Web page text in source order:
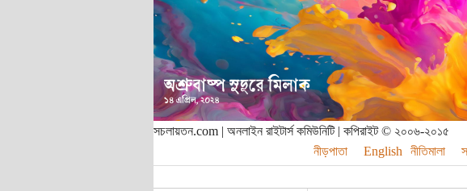
সচলায়তন.com | অনলাইন রাইটার্স কমিউনিটি | কপিরাইট © ২০০৬-২০১৫
নীড়পাতা
English নীতিমালা